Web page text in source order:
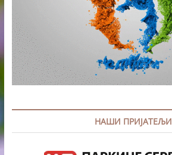
НАШИ ПРИЈАТЕЉИ